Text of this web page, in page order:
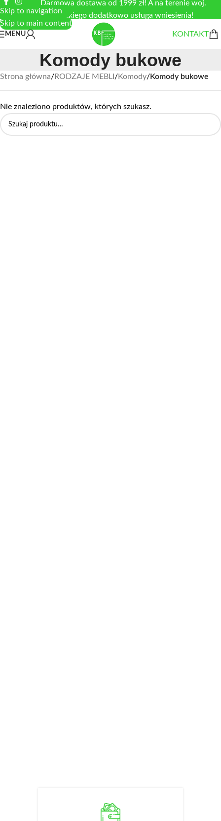
Skip to navigation
Skip to main content
Darmowa dostawa od 1999 zł! A na terenie woj.
łódzkiego dodatkowo usługa wniesienia!
MENU KONTAKT
Komody bukowe
Strona główna/RODZAJE MEBLI /Komody/Komody bukowe
Nie znaleziono produktów, których szukasz.